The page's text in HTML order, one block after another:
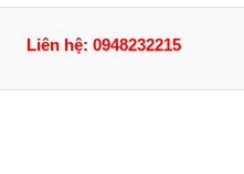
Liên hệ: 0948232215